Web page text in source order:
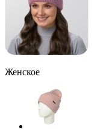
Женское